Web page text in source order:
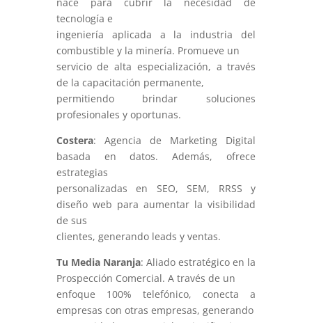
tecnología e
ingeniería aplicada a la industria del
combustible y la minería. Promueve un
servicio de alta especialización, a través
de la capacitación permanente,
permitiendo brindar soluciones
profesionales y oportunas.
Costera: Agencia de Marketing Digital
basada en datos. Además, ofrece
estrategias
personalizadas en SEO, SEM, RRSS y
diseño web para aumentar la visibilidad
de sus
clientes, generando leads y ventas.
Tu Media Naranja: Aliado estratégico en la
Prospección Comercial. A través de un
enfoque 100% telefónico, conecta a
empresas con otras empresas, generando